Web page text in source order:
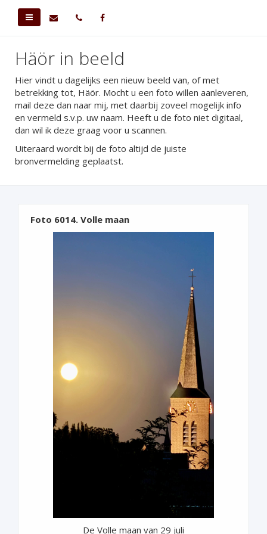
Häör in beeld
Hier vindt u dagelijks een nieuw beeld van, of met
betrekking tot, Häör. Mocht u een foto willen aanleveren,
mail deze dan naar mij, met daarbij zoveel mogelijk info
en vermeld s.v.p. uw naam. Heeft u de foto niet digitaal,
dan wil ik deze graag voor u scannen.
Uiteraard wordt bij de foto altijd de juiste
bronvermelding geplaatst.
Foto 6014. Volle maan
De Volle maan van 29 juli